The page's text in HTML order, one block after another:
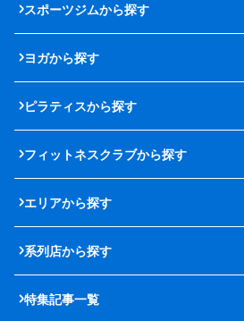
スポーツジムから探す
ヨガから探す
ピラティスから探す
フィットネスクラブから探す
エリアから探す
系列店から探す
特集記事一覧